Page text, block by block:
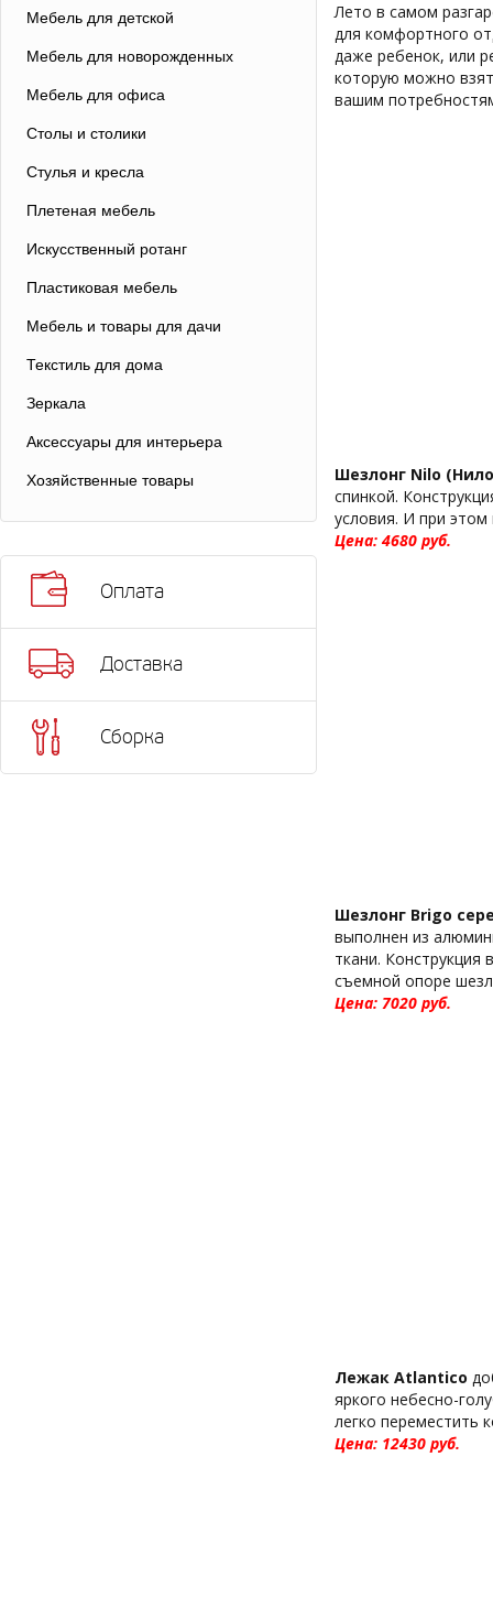
Мебель для детской
Мебель для новорожденных
Мебель для офиса
Столы и столики
Стулья и кресла
Плетеная мебель
Искусственный ротанг
Пластиковая мебель
Мебель и товары для дачи
Текстиль для дома
Зеркала
Аксессуары для интерьера
Хозяйственные товары
Оплата
Доставка
Сборка
Лето в самом
для комфортного
даже ребенок, или
которую можно
вашим
Шезлонг Nilo
спинкой.
условия. И при этом
Цена: 4680 pуб.
Шезлонг Brigo
выполнен из
ткани.
съемной опоре
Цена: 7020 pуб.
Лежак Atlantico
яркого небесно-
легко переместить
Цена: 12430 pуб.